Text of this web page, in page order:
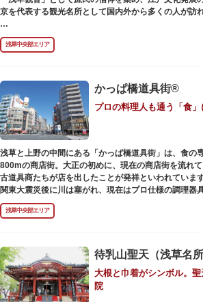
京を代表する観光名所として国内外から多くの人が訪
浅草の象徴とも言える「雷門（風雷神門）」は、高さ
神像が安置された浅草寺の総門。本堂前には2体の仁王
蔵門」が建ち、参拝客を堂々と迎えてくれます。本堂
身を清めましょう。「観音堂」とも呼ばれる本堂には
が祀られており、毎日定時に法要が執り行われています
境内の歴史ある建造物も必見です。ひと際目立つ五重
の二天門、浅草名所七福神のひとつ・大黒天が祀られ
う）など、悠久の時に思いを馳せて見学をお楽しみくだ
日没後はライトアップされ、朱塗りの建物がより一層
ます。昼間は約90店舗が軒を連ねる仲見世のお店も閉
かれた「浅草絵巻」を楽しめるのも夜の醍醐味。撮影
ットにもおすすめです。昼間と比べて人が少なくゆっ
運んでみてはいかがでしょうか。
浅草中央部エリア
かっぱ橋道具街®
プロの料理人も通う「食
浅草と上野の中間にある「かっぱ橋道具街」は、食の
800mの商店街。大正の初めに、現在の商店街を流れ
古道具商たちが店を出したことが発祥といわれています
関東大震災後に川は塞がれ、現在はプロ仕様の調理器
包材、調理衣装など「食」にまつわる約170軒の専門店
門商店街として賑わいを見せています。もちろん、ほ
も対応。家庭の調理用具を購入したい人や観光客にも
毎年、道具の日である10月9日前後に開催される「か
は、各店舗がおすすめ商品や掘り出しものを販売。ま
様々な催しものも行われます。
浅草中央部エリア
大根と巾着がシンボル。
院